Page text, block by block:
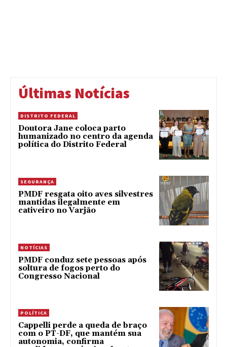
Últimas Notícias
DISTRITO FEDERAL
Doutora Jane coloca parto
humanizado no centro da agenda
política do Distrito Federal
SEGURANÇA
PMDF resgata oito aves silvestres
mantidas ilegalmente em
cativeiro no Varjão
NOTÍCIAS
PMDF conduz sete pessoas após
soltura de fogos perto do
Congresso Nacional
POLÍTICA
Cappelli perde a queda de braço
com o PT-DF, que mantém sua
autonomia, confirma